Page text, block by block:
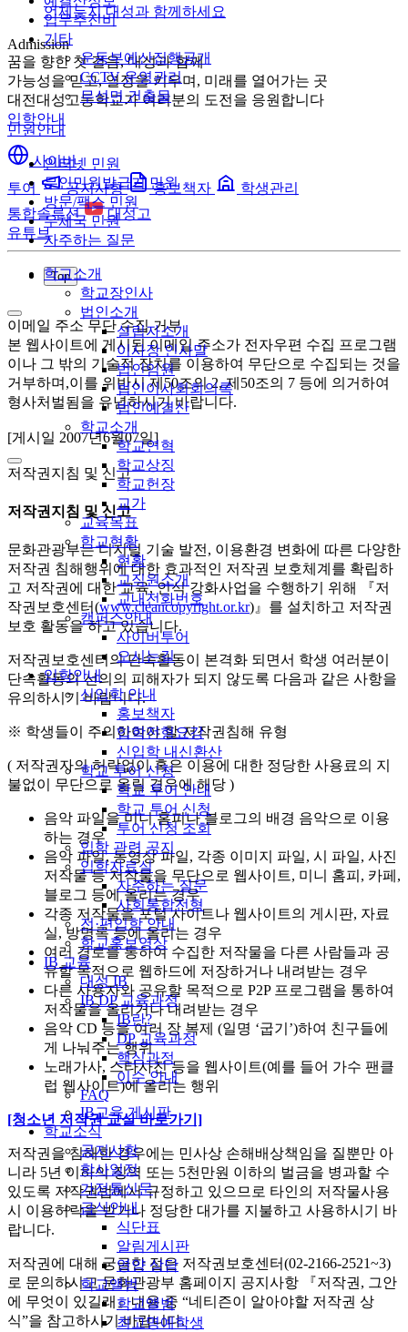
업무추진비
기타
운동부예산집행공개
CCTV 운영관리
무석면 건출물
민원안내
인터넷 민원
무인민원발급기 민원
방문/팩스 민원
우체국 민원
자주하는 질문
학교소개
학교장인사
법인소개
설립자소개
이사장 인사말
법인임원
법인이사회회의록
법인예결산
학교소개
학교연혁
학교상징
학교헌장
교가
교육목표
학교현황
현황
교직원소개
교내전화번호
캠퍼스안내
사이버투어
오시는길
입학안내
신입학 안내
홍보책자
입학전형요강
신입학 내신환산
학교 투어 신청
학교 투어 안내
학교 투어 신청
투어 신청 조회
입학 관련 공지
입학자료실
자주하는 질문
사회통합전형
전·편입학 안내
학교홍보영상
IB 교육
대성 IB
IB DP 교육과정
IB란?
DP 교육과정
핵심과정
이수 안내
FAQ
IB교육 게시판
학교소식
공지사항
학사일정
가정통신문
급식안내
식단표
알림게시판
영양 상담
학교앨범
학교앨범
최고명예학생
언제든지 대성과 함께하세요
Admission
꿈을 향한 첫 걸음, 대성과 함께
가능성을 믿고, 열정을 키우며, 미래를 열어가는 곳
대전대성고등학교가 여러분의 도전을 응원합니다
입학안내
사이버
투어
공지사항 홍보책자
학생관리
통합솔루션
대성고
유튜브
Top
이메일 주소 무단 수집 거부
본 웹사이트에 게시된 이메일 주소가 전자우편 수집 프로그램
이나 그 밖의 기술적 장치를 이용하여 무단으로 수집되는 것을
거부하며,이를 위반시 제50조의 2, 제50조의 7 등에 의거하여
형사처벌됨을 유념하시기 바랍니다.
[게시일 2007년6월07일]
저작권지침 및 신고
저작권지침 및 신고
문화관광부는 디지털 기술 발전, 이용환경 변화에 따른 다양한
저작권 침해행위에 대한 효과적인 저작권 보호체계를 확립하
고 저작권에 대한 교육, 인식 강화사업을 수행하기 위해 『저
작권보호센터(www.cleancopyright.or.kr)』를 설치하고 저작권
보호 활동을 하고 있습니다.
저작권보호센터의 단속활동이 본격화 되면서 학생 여러분이
단속활동의 선의의 피해자가 되지 않도록 다음과 같은 사항을
유의하시기 바랍니다.
※ 학생들이 주의하여야 할 저작권침해 유형
( 저작권자의 허락없이 혹은 이용에 대한 정당한 사용료의 지
불없이 무단으로 올릴 경우에 해당 )
음악 파일을 미니 홈피나 블로그의 배경 음악으로 이용
하는 경우
음악 파일, 동영상 파일, 각종 이미지 파일, 시 파일, 사진
저작물 등 저작물을 무단으로 웹사이트, 미니 홈피, 카페,
블로그 등에 올리는 경우
각종 저작물을 포털 사이트나 웹사이트의 게시판, 자료
실, 방명록 등에 올리는 경우
여러 경로를 통하여 수집한 저작물을 다른 사람들과 공
유할 목적으로 웹하드에 저장하거나 내려받는 경우
다른 사용자와 공유할 목적으로 P2P 프로그램을 통하여
저작물을 올리거나 내려받는 경우
음악 CD 등을 여러 장 복제 (일명 ‘굽기’)하여 친구들에
게 나눠주는 행위
노래가사, 스타사진 등을 웹사이트(예를 들어 가수 팬클
럽 웹사이트)에 올리는 행위
[청소년 저작권 교실 바로가기]
저작권을 침해한 경우에는 민사상 손해배상책임을 질뿐만 아
니라 5년 이하의 징역 또는 5천만원 이하의 벌금을 병과할 수
있도록 저작권법에서 규정하고 있으므로 타인의 저작물사용
시 이용허락을 받거나 정당한 대가를 지불하고 사용하시기 바
랍니다.
저작권에 대해 궁금한 점은 저작권보호센터(02-2166-2521~3)
로 문의하시고 문화관광부 홈페이지 공지사항 『저작권, 그안
에 무엇이 있길래』내용 중 “네티즌이 알아야할 저작권 상
식”을 참고하시기 바랍니다.